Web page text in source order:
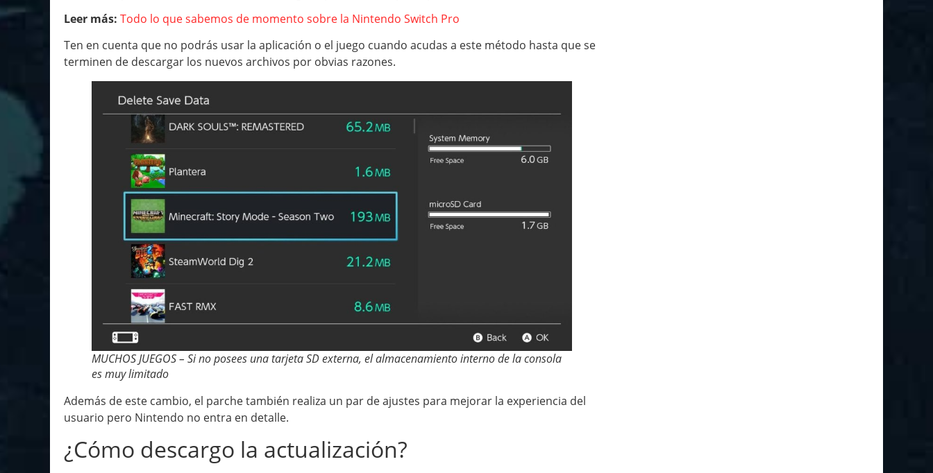
Leer más: Todo lo que sabemos de momento sobre la Nintendo Switch Pro
Ten en cuenta que no podrás usar la aplicación o el juego cuando acudas a este método hasta que se
terminen de descargar los nuevos archivos por obvias razones.
MUCHOS JUEGOS – Si no posees una tarjeta SD externa, el almacenamiento interno de la consola
es muy limitado
Además de este cambio, el parche también realiza un par de ajustes para mejorar la experiencia del
usuario pero Nintendo no entra en detalle.
¿Cómo descargo la actualización?